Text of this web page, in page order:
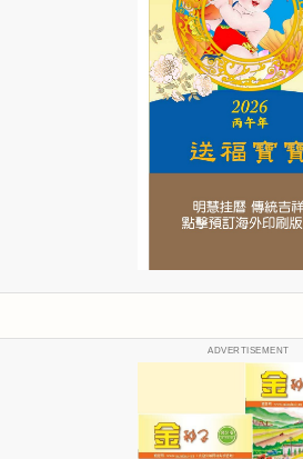
ADVERTISEMENT